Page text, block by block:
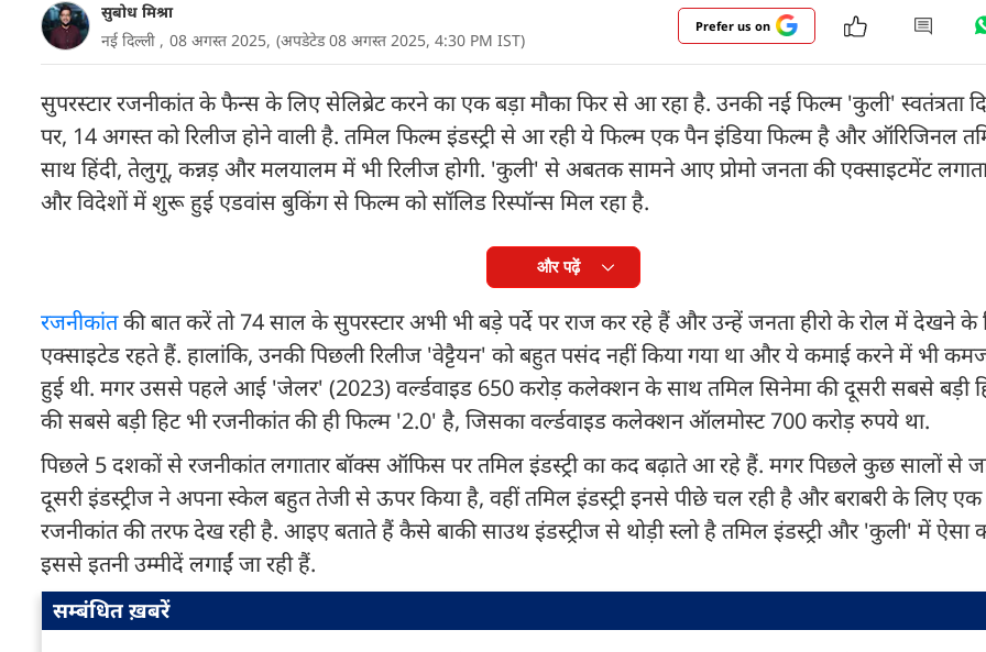
सुबोध मिश्रा
नई दिल्ली , 08 अगस्त 2025, (अपडेटेड 08 अगस्त 2025, 4:30 PM IST)
Prefer us on
सुपरस्टार रजनीकांत के फैन्स के लिए सेलिब्रेट करने का एक बड़ा मौका फिर से आ रहा है. उनकी नई फिल्म 'कुली' स्वतंत्रता
पर, 14 अगस्त को रिलीज होने वाली है. तमिल फिल्म इंडस्ट्री से आ रही ये फिल्म एक पैन इंडिया फिल्म है और ऑरिजिनल
साथ हिंदी, तेलुगू, कन्नड़ और मलयालम में भी रिलीज होगी. 'कुली' से अबतक सामने आए प्रोमो जनता की एक्साइटमेंट
और विदेशों में शुरू हुई एडवांस बुकिंग से फिल्म को सॉलिड रिस्पॉन्स मिल रहा है.
और पढ़ें
रजनीकांतकी बात करें तो 74 साल के सुपरस्टार अभी भी बड़े पर्दे पर राज कर रहे हैं और उन्हें जनता हीरो के रोल में देखने के
एक्साइटेड रहते हैं. हालांकि, उनकी पिछली रिलीज 'वेट्टैयन' को बहुत पसंद नहीं किया गया था और ये कमाई करने में भी
हुई थी. मगर उससे पहले आई 'जेलर' (2023) वर्ल्डवाइड 650 करोड़ कलेक्शन के साथ तमिल सिनेमा की दूसरी सबसे बड़ी
की सबसे बड़ी हिट भी रजनीकांत की ही फिल्म '2.0' है, जिसका वर्ल्डवाइड कलेक्शन ऑलमोस्ट 700 करोड़ रुपये था.
पिछले 5 दशकों से रजनीकांत लगातार बॉक्स ऑफिस पर तमिल इंडस्ट्री का कद बढ़ाते आ रहे हैं. मगर पिछले कुछ सालों से
दूसरी इंडस्ट्रीज ने अपना स्केल बहुत तेजी से ऊपर किया है, वहीं तमिल इंडस्ट्री इनसे पीछे चल रही है और बराबरी के लिए एक
रजनीकांत की तरफ देख रही है. आइए बताते हैं कैसे बाकी साउथ इंडस्ट्रीज से थोड़ी स्लो है तमिल इंडस्ट्री और 'कुली' में ऐसा
इससे इतनी उम्मीदें लगाईं जा रही हैं.
सम्बंधित ख़बरें